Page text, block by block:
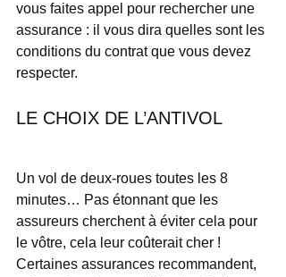
vous faites appel pour rechercher une
assurance : il vous dira quelles sont les
conditions du contrat que vous devez
respecter.
LE CHOIX DE L’ANTIVOL
Un vol de deux-roues toutes les 8
minutes… Pas étonnant que les
assureurs cherchent à éviter cela pour
le vôtre, cela leur coûterait cher !
Certaines assurances recommandent,